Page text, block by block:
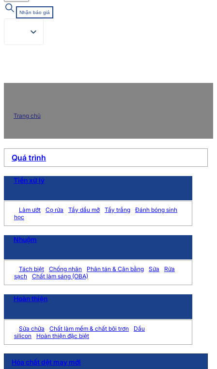
Nhận báo giá
Trang chủ
Quá trình
Tiền xử lý
Làm ướt Cọ rửa Tẩy dầu mỡ Tẩy trắng
Đánh bóng sinh
học
Nhuộm
Tách biệt Chống nhăn Phân tán & Cân bằng Sửa
Rửa
sạch
Chất làm sáng (OBA)
Hoàn thiện
Sửa chữa Chất làm mềm & chất bôi trơn
Dầu
silicon
Hoàn thiện đặc biệt
Hóa chất dệt may mới